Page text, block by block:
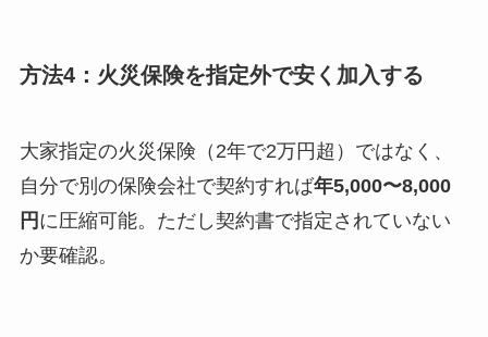
方法4：火災保険を指定外で安く加入する
大家指定の火災保険（2年で2万円超）ではなく、
自分で別の保険会社で契約すれば年5,000〜8,000
円 に圧縮可能。ただし契約書で指定されていない
か要確認。